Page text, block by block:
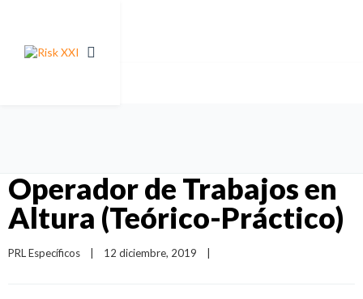
Operador de Trabajos en
Altura (Teórico-Práctico)
PRL Específicos 12 diciembre, 2019